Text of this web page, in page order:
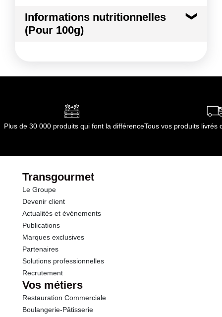
Champignon
Conformément aux informations transmises
Informations nutritionnelles
(Pour 100g)
Kilojoules 106 kj
dont Acides gras saturés 0.50 g
dont Sucres
Fibres
Protéines
Sel
Plus de 30 000 produits qui font la différenceTous vos produits livrés
Transgourmet
Le Groupe
Devenir client
Actualités et événements
Publications
Marques exclusives
Partenaires
Solutions professionnelles
Recrutement
Vos métiers
Restauration Commerciale
Boulangerie-Pâtisserie